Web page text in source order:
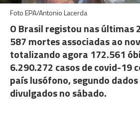
Foto EPA/Antonio Lacerda
O Brasil registou nas últimas
587 mortes associadas ao
totalizando agora 172.561
6.290.272 casos de covid-19
país lusófono, segundo
divulgados no sábado.